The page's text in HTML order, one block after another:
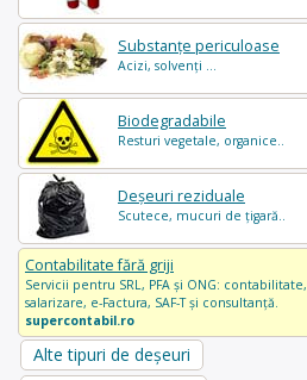
Substanțe periculoase
Acizi, solvenți ...
Biodegradabile
Resturi vegetale, organice..
Deșeuri reziduale
Scutece, mucuri de țigară..
Contabilitate fără griji
Servicii pentru SRL, PFA și ONG: contabilitate,
salarizare, e-Factura, SAF-T și consultanță.
supercontabil.ro
Alte tipuri de deșeuri